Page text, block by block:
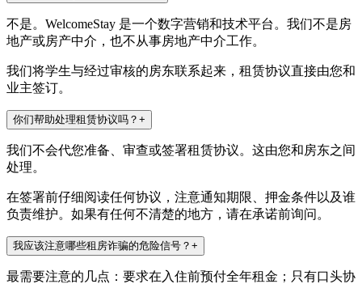
不是。WelcomeStay 是一个数字营销和技术平台。我们不是房
地产或房产中介，也不从事房地产中介工作。
我们将学生与经过审核的房东联系起来，租赁协议直接由您和
业主签订。
你们帮助处理租赁协议吗？ +
我们不会代您准备、审查或签署租赁协议。这由您和房东之间
处理。
在签署前仔细阅读任何协议，注意通知期限、押金条件以及谁
负责维护。如果有任何不清楚的地方，请在承诺前询问。
我应该注意哪些租房诈骗的危险信号？ +
最需要注意的几点：要求在入住前预付全年租金；只有口头协